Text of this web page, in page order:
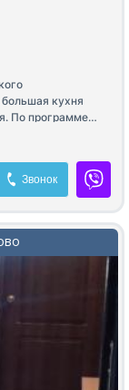
кухня
По программе✅
Звонок